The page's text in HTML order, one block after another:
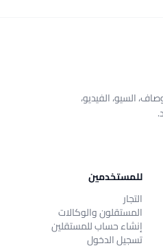
السيو، الفيديو،
للمستخدمين
التجار
المستقلون والوكالات
إنشاء حساب للمستقلين
تسجيل الدخول